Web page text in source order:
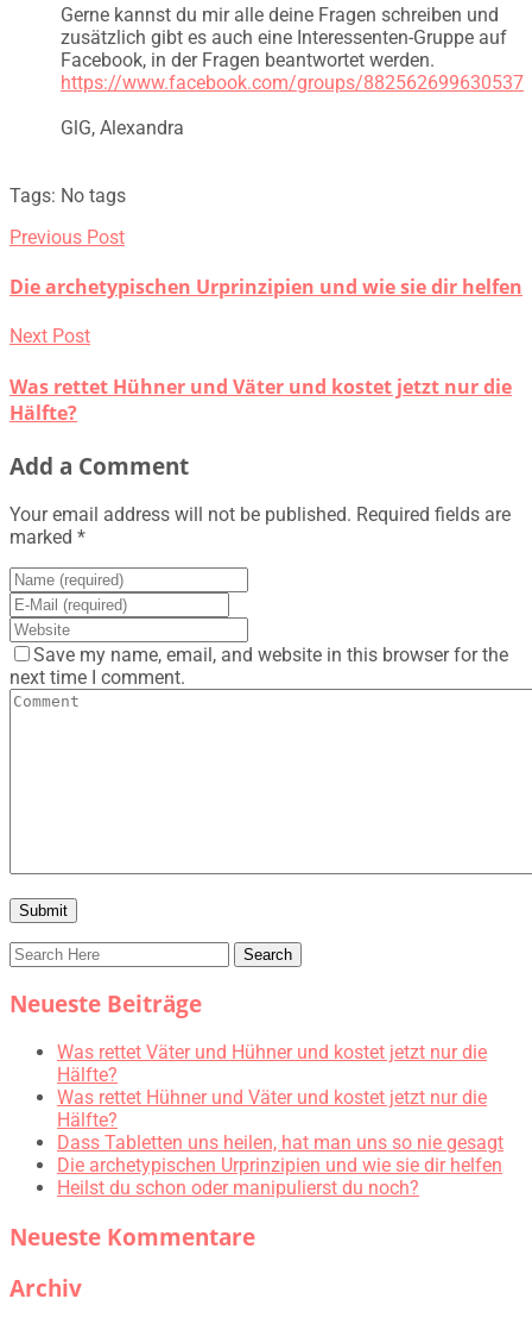
Gerne kannst du mir alle deine Fragen schreiben und
zusätzlich gibt es auch eine Interessenten-Gruppe auf
Facebook, in der Fragen beantwortet werden.
https://www.facebook.com/groups/882562699630537
GlG, Alexandra
Tags: No tags
Previous Post
Die archetypischen Urprinzipien und wie sie dir helfen
Next Post
Was rettet Hühner und Väter und kostet jetzt nur die
Hälfte?
Add a Comment
Your email address will not be published. Required fields are
marked *
Save my name, email, and website in this browser for the
next time I comment.
Neueste Beiträge
Was rettet Väter und Hühner und kostet jetzt nur die
Hälfte?
Was rettet Hühner und Väter und kostet jetzt nur die
Hälfte?
Dass Tabletten uns heilen, hat man uns so nie gesagt
Die archetypischen Urprinzipien und wie sie dir helfen
Heilst du schon oder manipulierst du noch?
Neueste Kommentare
Archiv